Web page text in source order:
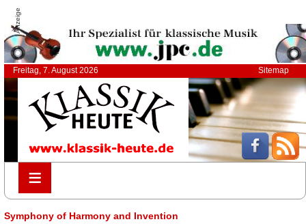
Anzeige
Freitag, 7. August 2026 Sitemap
≡
≡
Symphony of Harmony and Invention